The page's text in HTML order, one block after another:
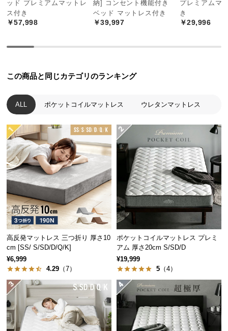
中
型
商
送
い
小
型
商
品
配
送
に
つ
い
て
開
設
置
効率よく負荷を吸収
体重がかかる部分のみ沈
む構造で、体勢に負担を
かけず負荷を吸収しま
す。
包み込まれるような寝心地
独立したコイルのソフトな弾力は、包み込まれるよ
うな柔らかな寝心地となります。
ッド プレミアムマットレ
ス付き
￥57,998
納] コンセント機能付き
ベッド マットレス付き
￥39,997
プレミアムマ
き
￥29,996
この商品と同じカテゴリのランキング
ALL ポケットコイルマットレス ウレタンマットレス
高反発マットレス 三つ折り 厚さ10
cm [SS/ S/SD/D/Q/K]
¥6,999
4.29 （7）
ポケットコイルマットレス プレミ
アム 厚さ20cm S/SD/D
¥19,999
5 （4）